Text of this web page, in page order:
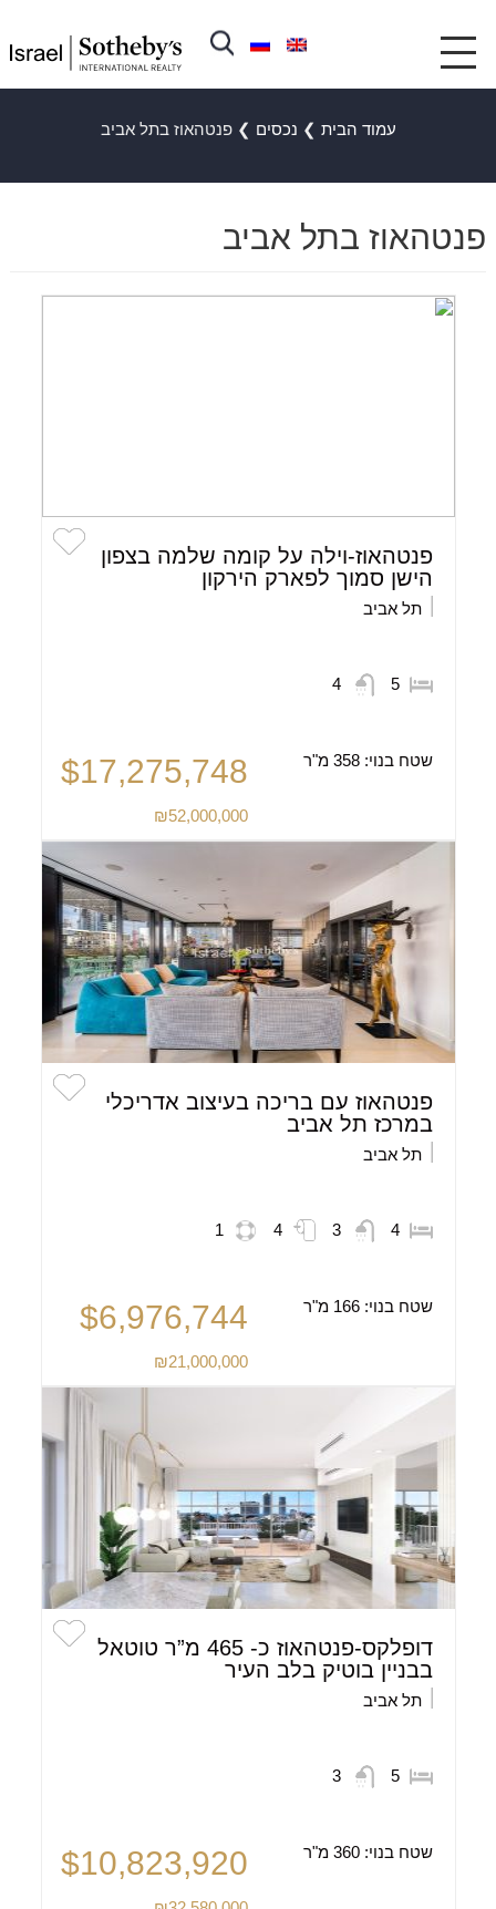
עמוד הבית ❯ נכסים ❯ פנטהאוז בתל אביב
פנטהאוז בתל אביב
פנטהאוז-וילה על קומה שלמה בצפון
הישן סמוך לפארק הירקון
תל אביב
5
4
שטח בנוי:358 מ"ר $17,275,748
₪52,000,000
פנטהאוז עם בריכה בעיצוב אדריכלי
במרכז תל אביב
תל אביב
4
3
4
1
שטח בנוי:166 מ"ר $6,976,744
₪21,000,000
דופלקס-פנטהאוז כ- 465 מ”ר טוטאל
בבניין בוטיק בלב העיר
תל אביב
5
3
שטח בנוי:360 מ"ר $10,823,920